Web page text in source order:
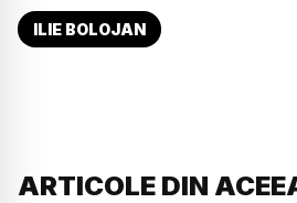
ILIE BOLOJAN
ARTICOLE DIN